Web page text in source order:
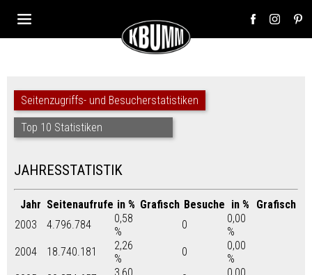
Seitenzugriffs- und Besucherstatistiken
Top 10 Statistiken
JAHRESSTATISTIK
Jahr Seitenaufrufe in % Grafisch Besuche in %
Grafisch
2003
4.796.784
0,58
%
0
0,00
%
2004
18.740.181
2,26
%
0
0,00
%